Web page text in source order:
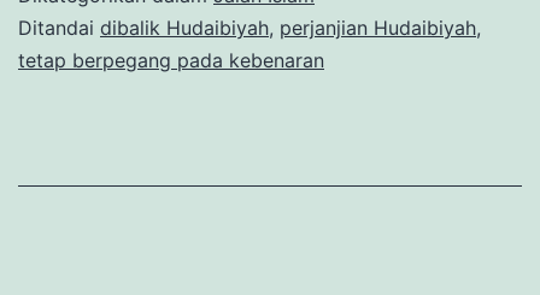
Ditandai dibalik Hudaibiyah, perjanjian Hudaibiyah,
tetap berpegang pada kebenaran